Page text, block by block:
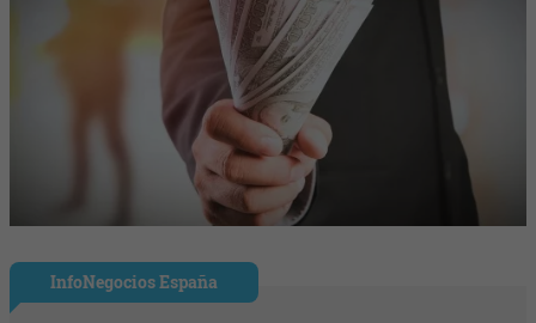
InfoNegocios España